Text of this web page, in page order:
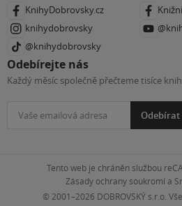
KnihyDobrovsky.cz
knihydobrovsky
@knihydobrovsky
Odebírejte nás
Každý měsíc společně přečteme tisíce knih
Odebírat
Tento web je chráněn službou
Zásady ochrany soukromía
© 2001–2026 DOBROVSKÝ s.r.o.